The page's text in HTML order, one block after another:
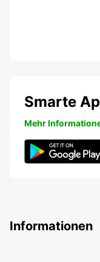
Smarte
Mehr
Informationen